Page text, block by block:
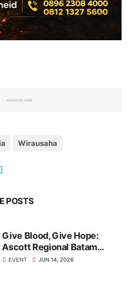
Wirausaha
POSTS
Give Blood, Give Hope:
Ascott Regional Batam
Invites the Community to
EVENT JUN 14, 2026